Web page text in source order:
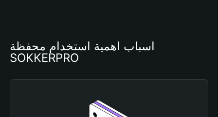
أسباب أهمية استخدام محفظة
SOKKERPRO